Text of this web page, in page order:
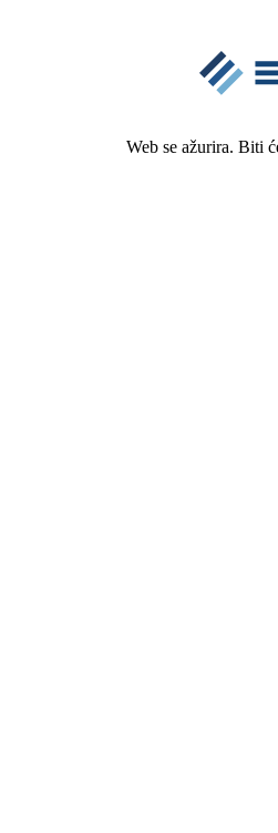
Web se ažurira. Biti